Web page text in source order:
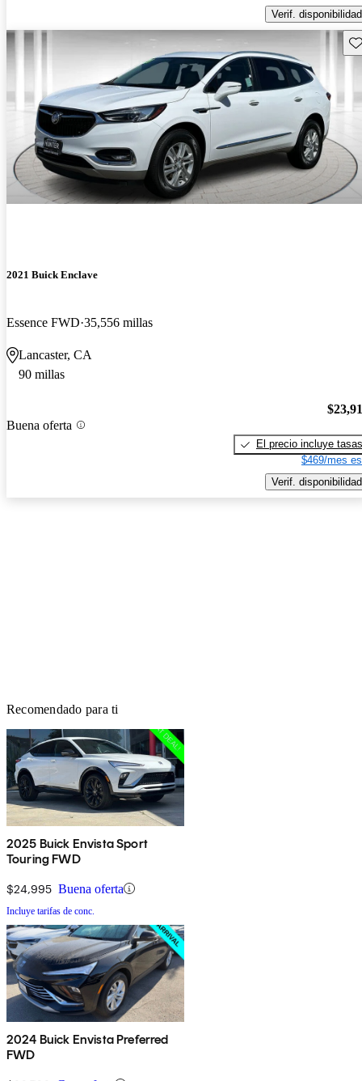
Verif. disponibilidad
2021 Buick Enclave
Essence FWD 35,556 millas
Lancaster, CA
90 millas
Buena oferta
El precio incluye tasas
$469/mes
Verif. disponibilidad
Recomendado para ti
2025 Buick Envista Sport
Touring FWD
$24,995 Buena oferta
Incluye tarifas de conc.
2024 Buick Envista Preferred
FWD